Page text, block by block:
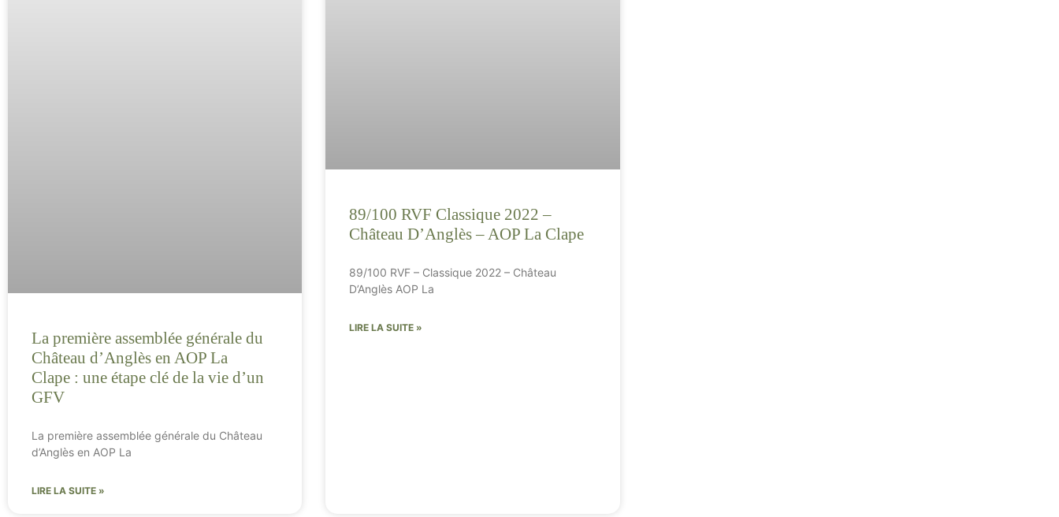
La première assemblée générale du
Château d’Anglès en AOP La
Clape : une étape clé de la vie d’un
GFV
La première assemblée générale du Château
d’Anglès en AOP La
LIRE LA SUITE »
89/100 RVF Classique 2022 –
Château D’Anglès – AOP La Clape
89/100 RVF – Classique 2022 – Château
D’Anglès AOP La
LIRE LA SUITE »